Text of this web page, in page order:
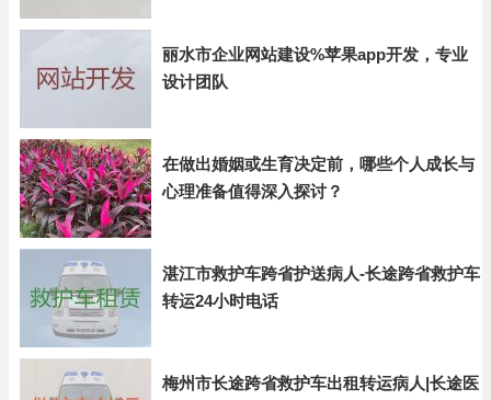
丽水市企业网站建设%苹果app开发，专业
设计团队
在做出婚姻或生育决定前，哪些个人成长与
心理准备值得深入探讨？
湛江市救护车跨省护送病人-长途跨省救护车
转运24小时电话
梅州市长途跨省救护车出租转运病人|长途医